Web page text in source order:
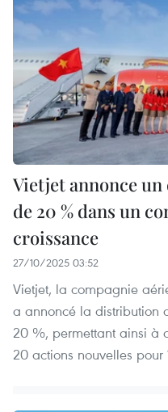
Vietjet annonce
de 20 % dans un
croissance
27/10/2025 03:52
Vietjet, la compagnie
a annoncé la distribution
20 %, permettant ainsi à
20 actions nouvelles pour